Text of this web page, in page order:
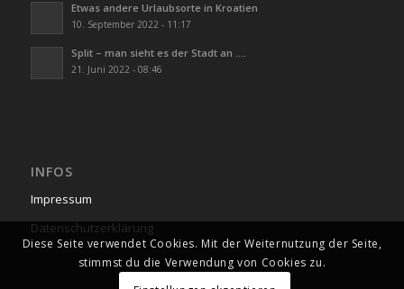
Etwas andere Urlaubsorte in Kroatien
10. September 2022 - 11:17
Split – man sieht es der Stadt an ….
21. Juni 2022 - 08:46
INFOS
Impressum
Datenschutzerklärung
Diese Seite verwendet Cookies. Mit der Weiternutzung der Seite,
stimmst du die Verwendung von Cookies zu.